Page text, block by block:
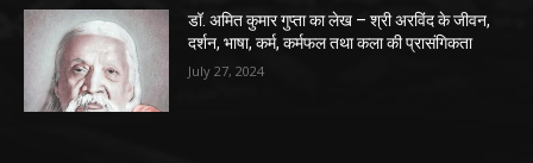
डॉ. अमित कुमार गुप्ता का लेख – श्री अरविंद के जीवन,
दर्शन, भाषा, कर्म, कर्मफल तथा कला की प्रासंगिकता
July 27, 2024